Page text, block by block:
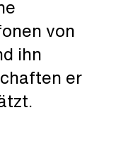
von
ihn
er